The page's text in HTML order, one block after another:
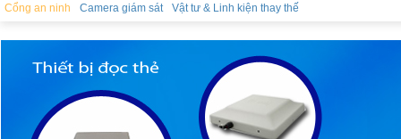
Cổng an ninh Camera giám sát Vật tư & Linh kiện thay thế